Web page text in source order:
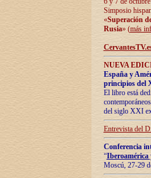
Simposio
«Superación
Rusia» (más
NUEVA
España y
principios del
El libro está
del siglo XXI
Entrevista del
Conferencia
“Iberoamérica
Moscú, 27-29